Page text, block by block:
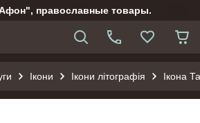
православные товары.
Ікони Ікони літографія Ікона